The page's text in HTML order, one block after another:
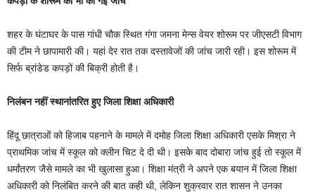
शहर के घंटाघर के पास गांधी चौक स्थित गंगा जमना मेन्स वेयर शोरूम पर जीएसटी विभाग
की टीम ने छापामारी की। यहां देर रात तक दस्तावेजों की जांच जारी रही। इस शोरूम में
सिर्फ ब्रांडेड कपड़ों की बिक्री होती है।
निलंबन नहीं स्थानांतरित हुए जिला शिक्षा अधिकारी
हिंदू छात्राओं को हिजाब पहनाने के मामले में दमोह जिला शिक्षा अधिकारी एसके मिश्रा ने
प्राथमिक जांच में स्कूल को क्लीन चिट दे दी थी। इसके बाद दोबारा जांच हुई तो स्कूल में
धर्मांतरण जैसे मामले का भी खुलासा हुआ। शिक्षा मंत्री ने अपने एक बयान में जिला शिक्षा
अधिकारी को निलंबित करने की बात कही थी, लेकिन शुक्रवार रात शासन ने उनका